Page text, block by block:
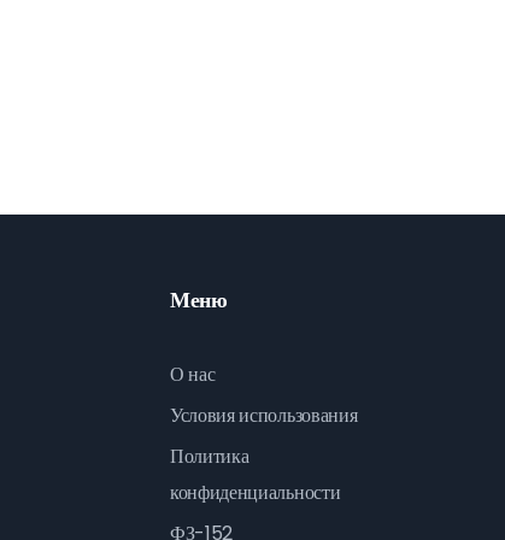
Меню
О нас
Условия использования
Политика
конфиденциальности
ФЗ-152